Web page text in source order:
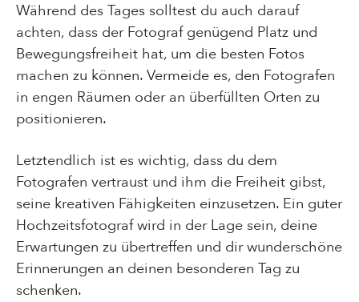
Während des Tages solltest du auch darauf
achten, dass der Fotograf genügend Platz und
Bewegungsfreiheit hat, um die besten Fotos
machen zu können. Vermeide es, den Fotografen
in engen Räumen oder an überfüllten Orten zu
positionieren.
Letztendlich ist es wichtig, dass du dem
Fotografen vertraust und ihm die Freiheit gibst,
seine kreativen Fähigkeiten einzusetzen. Ein guter
Hochzeitsfotograf wird in der Lage sein, deine
Erwartungen zu übertreffen und dir wunderschöne
Erinnerungen an deinen besonderen Tag zu
schenken.